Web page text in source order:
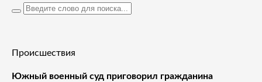
Происшествия
Южный военный суд приговорил гражданина